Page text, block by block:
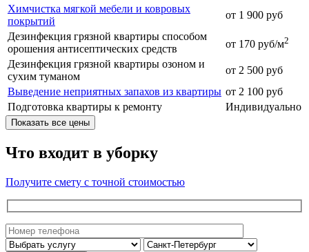
Химчистка мягкой мебели и ковровых
покрытий
от 1 900 руб
Дезинфекция грязной квартиры способом
орошения антисептических средств
от 170 руб/м2
Дезинфекция грязной квартиры озоном и
сухим туманом
от 2 500 руб
Выведение неприятных запахов из квартиры от 2 100 руб
Подготовка квартиры к ремонту
Индивидуально
Показать все цены
Что входит в уборку
Получите смету с точной стоимостью